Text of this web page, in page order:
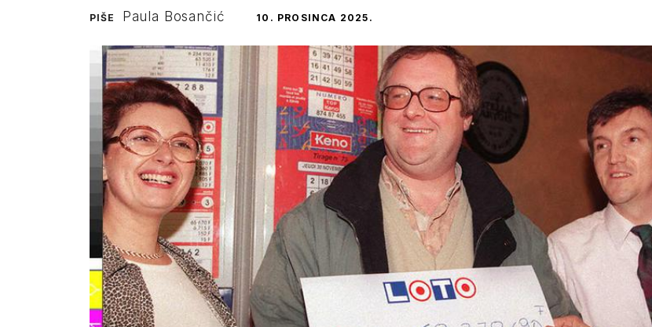
PIŠE Paula Bosančić 10. PROSINCA 2025.